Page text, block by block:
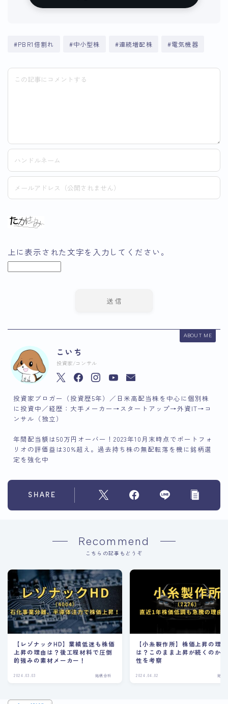
#PBR1倍割れ #中小型株 #連続増配株 #電気機器
上に表示された文字を入力してください。
ABOUT ME
こいち
投資家/コンサル
投資家ブロガー（投資歴5年）／日米高配当株を中心に個別株
に投資中／経歴：大手メーカー→スタートアップ→外資IT→コ
ンサル（独立）
年間配当額は50万円オーバー！2023年10月末時点でポートフォ
リオの評価益は30%超え。過去持ち株の無配転落を機に銘柄選
定を強化中
SHARE
Recommend
こちらの記事もどうぞ
【レゾナックHD】業績低迷も株価
上昇の理由は？後工程材料で圧倒
的強みの素材メーカー！
2024.03.03 銘柄分析
【小糸製作所】株価上昇の理由
は？このまま上昇が続くのか
性を考察
2024.04.02 銘柄